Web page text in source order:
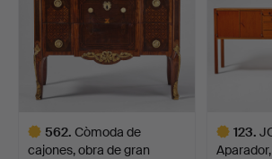
562. Còmoda de
cajones, obra de gran
123.